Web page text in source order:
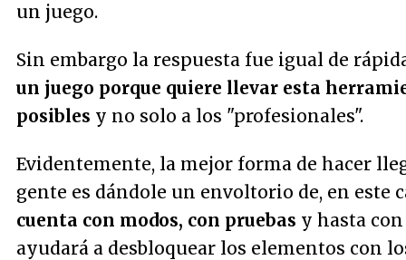
un juego.
Sin embargo la respuesta fue igual de
un juego porque quiere llevar esta
posibles y no solo a los "profesionales".
Evidentemente, la mejor forma de hacer
gente es dándole un envoltorio de, en este
cuenta con modos, con pruebas y hasta
ayudará a desbloquear los elementos con